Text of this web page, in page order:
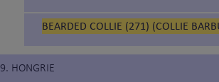
BEARDED COLLIE (271) (COLLIE
9. HONGRIE